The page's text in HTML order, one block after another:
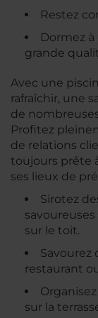
Restez
Dormez
grande
Avec une
rafraîchir, une
de
Profitez
de relations
toujours prête
ses lieux de
Sirotez
sur le toit.
Savourez
restaurant
sur la